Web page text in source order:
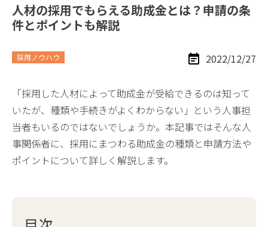
人材の採用でもらえる助成金とは？申請の条
件とポイントも解説
採用ノウハウ 2022/12/27
「採用した人材によって助成金が受給できるのは知って
いたが、種類や手続きがよくわからない」という人事担
当者もいるのではないでしょうか。本記事ではそんな人
事関係者に、採用にまつわる助成金の種類と申請方法や
ポイントについて詳しく解説します。